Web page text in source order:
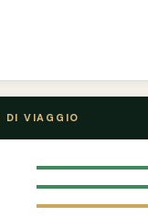
DI VIAGGIO